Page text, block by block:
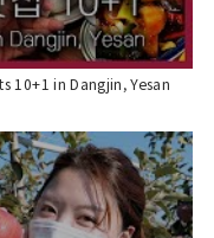
10+1 in Dangjin, Yesan